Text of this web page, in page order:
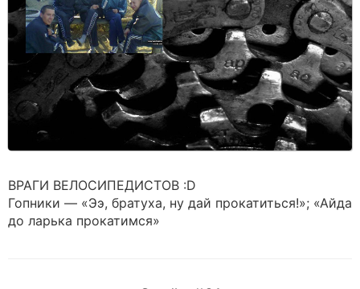
ВРАГИ ВЕЛОСИПЕДИСТОВ :D
Гопники — «Ээ, братуха, ну дай прокатиться!»; «Айда
до ларька прокатимся»